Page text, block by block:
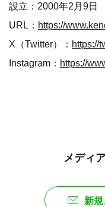
設立：2000年2月9日
URL： https://
X（Twitter）： https://
Instagram： https://
メディ
新